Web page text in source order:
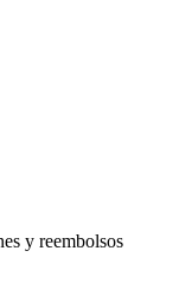
y reembolsos